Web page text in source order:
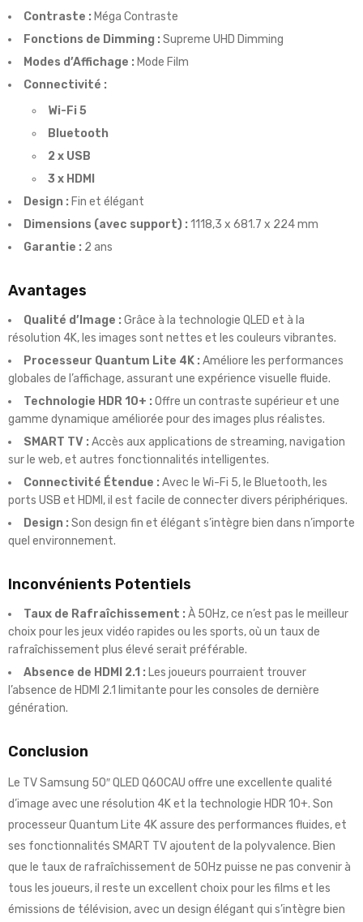
Contraste : Méga Contraste
Fonctions de Dimming : Supreme UHD Dimming
Modes d’Affichage : Mode Film
Connectivité :
Wi-Fi 5
Bluetooth
2 x USB
3 x HDMI
Design : Fin et élégant
Dimensions (avec support) : 1118,3 x 681.7 x 224 mm
Garantie : 2 ans
Avantages
Qualité d’Image : Grâce à la technologie QLED et à la
résolution 4K, les images sont nettes et les couleurs vibrantes.
Processeur Quantum Lite 4K : Améliore les performances
globales de l’affichage, assurant une expérience visuelle fluide.
Technologie HDR 10+ : Offre un contraste supérieur et une
gamme dynamique améliorée pour des images plus réalistes.
SMART TV : Accès aux applications de streaming, navigation
sur le web, et autres fonctionnalités intelligentes.
Connectivité Étendue : Avec le Wi-Fi 5, le Bluetooth, les
ports USB et HDMI, il est facile de connecter divers périphériques.
Design : Son design fin et élégant s’intègre bien dans n’importe
quel environnement.
Inconvénients Potentiels
Taux de Rafraîchissement : À 50Hz, ce n’est pas le meilleur
choix pour les jeux vidéo rapides ou les sports, où un taux de
rafraîchissement plus élevé serait préférable.
Absence de HDMI 2.1 : Les joueurs pourraient trouver
l’absence de HDMI 2.1 limitante pour les consoles de dernière
génération.
Conclusion
Le TV Samsung 50″ QLED Q60CAU offre une excellente qualité
d’image avec une résolution 4K et la technologie HDR 10+. Son
processeur Quantum Lite 4K assure des performances fluides, et
ses fonctionnalités SMART TV ajoutent de la polyvalence. Bien
que le taux de rafraîchissement de 50Hz puisse ne pas convenir à
tous les joueurs, il reste un excellent choix pour les films et les
émissions de télévision, avec un design élégant qui s’intègre bien